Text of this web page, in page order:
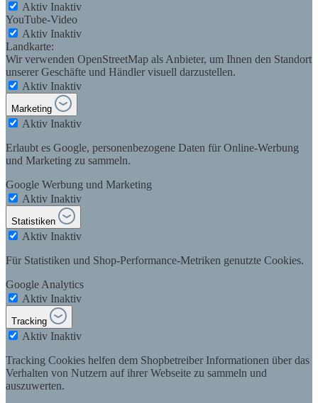
Aktiv Inaktiv
YouTube-Video
Aktiv Inaktiv
Landkarte:
Wir verwenden OpenStreetMap als Anbieter, um Ihnen den Standort
unserer Geschäfte und Händler visuell darzustellen.
Aktiv Inaktiv
Marketing
Aktiv Inaktiv
Erlaubt es Google, personenbezogene Daten für Online-Werbung
und Marketing zu sammeln.
Google Werbung und Marketing
Aktiv Inaktiv
Statistiken
Aktiv Inaktiv
Für Statistiken und Shop-Performance-Metriken genutzte Cookies.
Google Analytics
Aktiv Inaktiv
Tracking
Aktiv Inaktiv
Tracking Cookies helfen dem Shopbetreiber Informationen über das
Verhalten von Nutzern auf ihrer Webseite zu sammeln und
auszuwerten.